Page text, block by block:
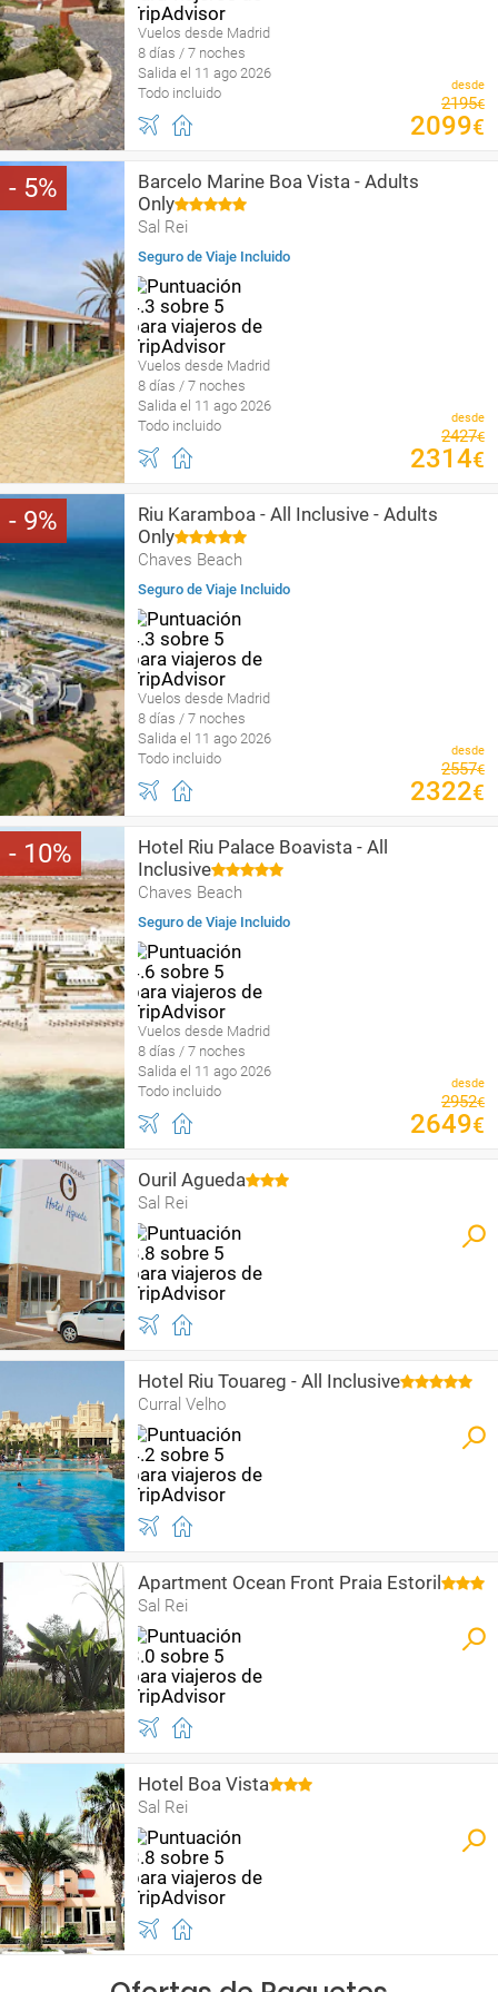
Vuelos desde Madrid
8 días / 7 noches
Salida el 11 ago 2026
Todo incluido
desde
2195€
2099€
5
Barcelo Marine Boa Vista - Adults
Only
Sal Rei
Seguro de Viaje Incluido
Vuelos desde Madrid
8 días / 7 noches
Salida el 11 ago 2026
Todo incluido
desde
2427€
2314€
9
Riu Karamboa - All Inclusive - Adults
Only
Chaves Beach
Seguro de Viaje Incluido
Vuelos desde Madrid
8 días / 7 noches
Salida el 11 ago 2026
Todo incluido
desde
2557€
2322€
10
Hotel Riu Palace Boavista - All
Inclusive
Chaves Beach
Seguro de Viaje Incluido
Vuelos desde Madrid
8 días / 7 noches
Salida el 11 ago 2026
Todo incluido
desde
2952€
2649€
Ouril Agueda
Sal Rei
Hotel Riu Touareg - All Inclusive
Curral Velho
Apartment Ocean Front Praia Estoril
Sal Rei
Hotel Boa Vista
Sal Rei